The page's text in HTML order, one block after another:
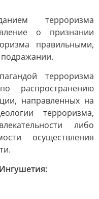
терроризма
о признании
правильными,
терроризма
распространению
направленных на
терроризма,
либо
осуществления